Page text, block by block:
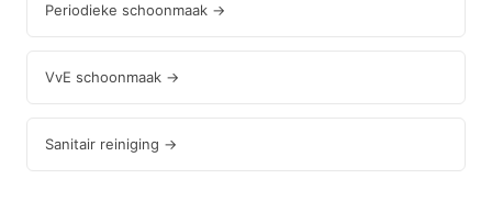
Periodieke schoonmaak →
VvE schoonmaak →
Sanitair reiniging →